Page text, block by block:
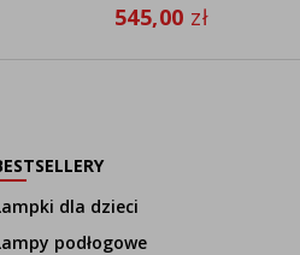
545,00 zł
dla dzieci
podłogowe